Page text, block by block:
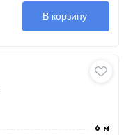
В корзину
6 м